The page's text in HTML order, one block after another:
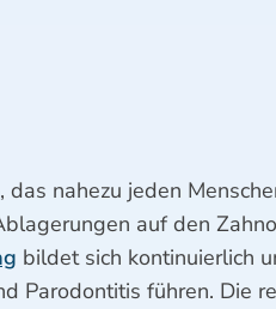
, das nahezu jeden
auf den
bildet sich kontinuierlich
Parodontitis führen. Die